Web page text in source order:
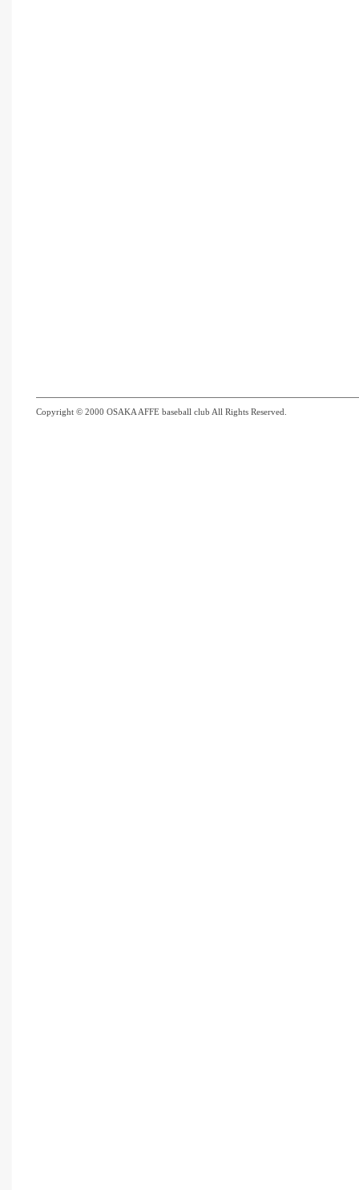
Copyright © 2000 OSAKA AFFE baseball club All Rights Reserved.